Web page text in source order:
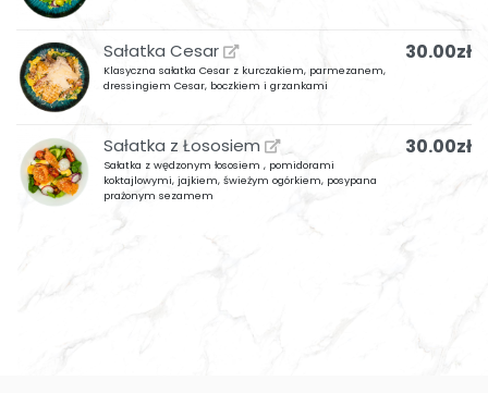
Sałatka Cesar 30.00zł
Klasyczna sałatka Cesar z kurczakiem, parmezanem,
dressingiem Cesar, boczkiem i grzankami
Sałatka z Łososiem 30.00zł
Sałatka z wędzonym łososiem , pomidorami
koktajlowymi, jajkiem, świeżym ogórkiem, posypana
prażonym sezamem